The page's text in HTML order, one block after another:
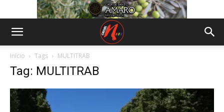
Início Tags MULTITRAB
Tag: MULTITRAB